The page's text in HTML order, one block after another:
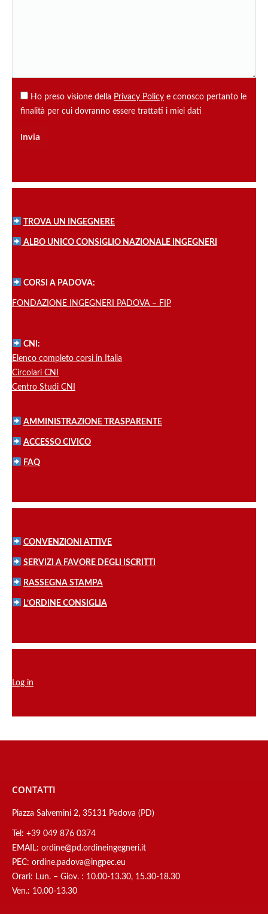
Ho preso visione della Privacy Policy e conosco pertanto le
finalità per cui dovranno essere trattati i miei dati
TROVA UN INGEGNERE
ALBO UNICO CONSIGLIO NAZIONALE INGEGNERI
CORSI A PADOVA:
FONDAZIONE INGEGNERI PADOVA – FIP
CNI:
Elenco completo corsi in Italia
Circolari CNI
Centro Studi CNI
AMMINISTRAZIONE TRASPARENTE
ACCESSO CIVICO
FAQ
CONVENZIONI ATTIVE
SERVIZI A FAVORE DEGLI ISCRITTI
RASSEGNA STAMPA
L’ORDINE CONSIGLIA
Log in
CONTATTI
Piazza Salvemini 2, 35131 Padova (PD)
Tel: +39 049 876 0374
EMAIL: ordine@pd.ordineingegneri.it
PEC: ordine.padova@ingpec.eu
Orari: Lun. – Giov. : 10.00-13.30, 15.30-18.30
Ven.: 10.00-13.30